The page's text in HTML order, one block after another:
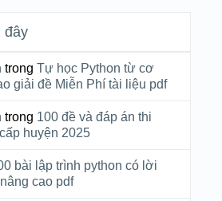
đây
trong Tự học Python từ cơ
giải đề Miễn Phí tài liệu pdf
trong 100 đề và đáp án thi
huyện 2025
bài lập trình python có lời
cao pdf